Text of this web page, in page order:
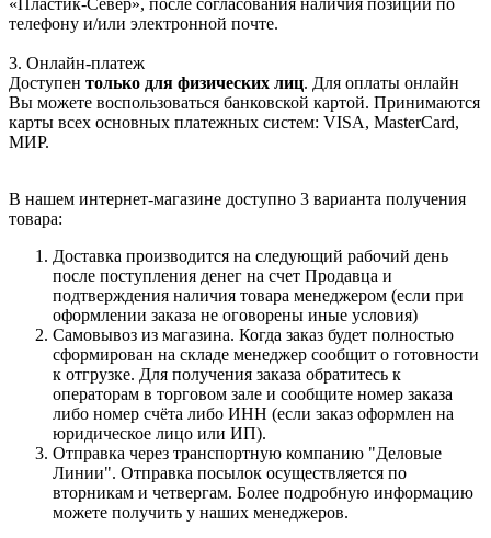
телефону и/или электронной почте.
3. Онлайн-платеж
Доступен только для физических лиц. Для оплаты онлайн
Вы можете воспользоваться банковской картой. Принимаются
карты всех основных платежных систем: VISA, MasterCard,
МИР.
В нашем интернет-магазине доступно 3 варианта получения
товара:
Доставка производится на следующий рабочий день
после поступления денег на счет Продавца и
подтверждения наличия товара менеджером (если при
оформлении заказа не оговорены иные условия)
Самовывоз из магазина. Когда заказ будет полностью
сформирован на складе менеджер сообщит о готовности
к отгрузке. Для получения заказа обратитесь к
операторам в торговом зале и сообщите номер заказа
либо номер счёта либо ИНН (если заказ оформлен на
юридическое лицо или ИП).
Отправка через транспортную компанию "Деловые
Линии". Отправка посылок осуществляется по
вторникам и четвергам. Более подробную информацию
можете получить у наших менеджеров.